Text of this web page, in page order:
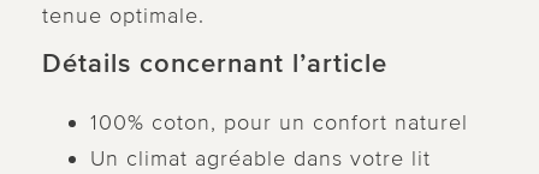
tenue optimale.
Détails concernant l’article
100% coton, pour un confort naturel
Un climat agréable dans votre lit